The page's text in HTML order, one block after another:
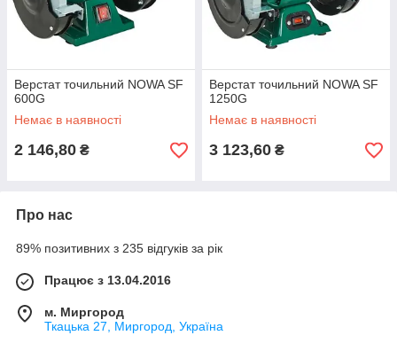
Верстат точильний NOWA SF
600G
Немає в наявності
2 146,80 ₴
Верстат точильний NOWA SF
1250G
Немає в наявності
3 123,60 ₴
Про нас
89% позитивних з 235 відгуків за рік
Працює з 13.04.2016
м. Миргород
Ткацька 27, Миргород, Україна